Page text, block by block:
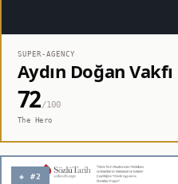
SUPER-AGENCY
Aydın Doğan
72/100
The Hero
◈ #2